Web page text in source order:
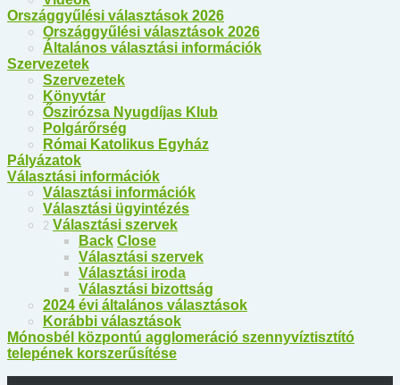
Országgyűlési választások 2026
Országgyűlési választások 2026
Általános választási információk
Szervezetek
Szervezetek
Könyvtár
Őszirózsa Nyugdíjas Klub
Polgárőrség
Római Katolikus Egyház
Pályázatok
Választási információk
Választási információk
Választási ügyintézés
2 Választási szervek
Back Close
Választási szervek
Választási iroda
Választási bizottság
2024 évi általános választások
Korábbi választások
Mónosbél központú agglomeráció szennyvíztisztító
telepének korszerűsítése